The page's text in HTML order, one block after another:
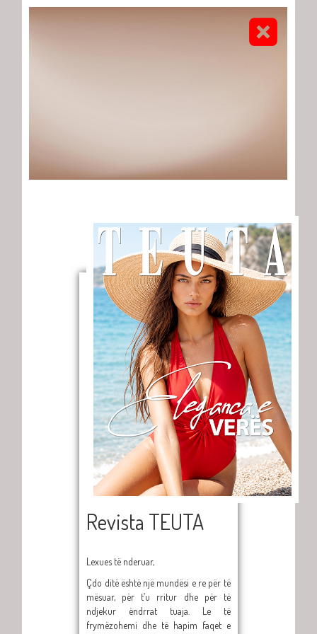
Revista TEUTA
Lexues të nderuar,
Çdo ditë është një mundësi e re për të
mësuar, për t’u rritur dhe për të
ndjekur ëndrrat tuaja. Le të
frymëzohemi dhe të hapim faqet e